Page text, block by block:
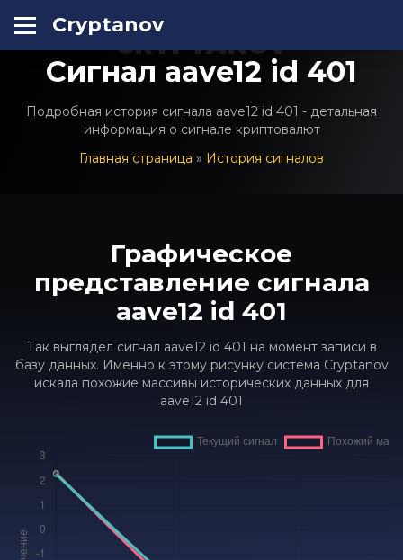
Cryptanov
CRYPTANOV
Сигнал aave12 id 401
Подробная история сигнала aave12 id 401 - детальная
информация о сигнале криптовалют
Главная страница » История сигналов
Графическое
представление сигнала
aave12 id 401
Так выглядел сигнал aave12 id 401 на момент записи в
базу данных. Именно к этому рисунку система Cryptanov
искала похожие массивы исторических данных для
aave12 id 401